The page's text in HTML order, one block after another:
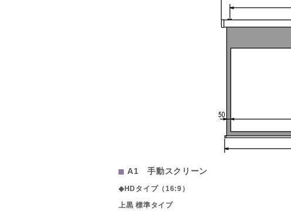
A1 手動スクリーン
◆HDタイプ（16:9）
上黒 標準タイプ